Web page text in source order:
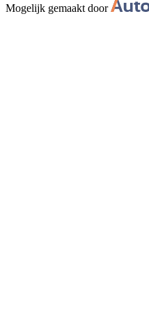
Mogelijk gemaakt door